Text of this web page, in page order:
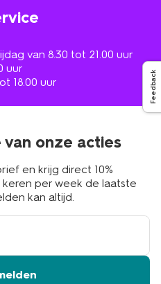
Feedback
van 8.30 tot 21.00 uur
uur
18.00 uur
onze acties
en krijg direct 10%
per week de laatste
kan altijd.